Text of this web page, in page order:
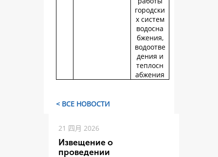
городски
х систем
водосна
бжения,
водоотве
дения и
теплосн
абжения
< ВСЕ НОВОСТИ
21 四月 2026
Извещение о
проведении